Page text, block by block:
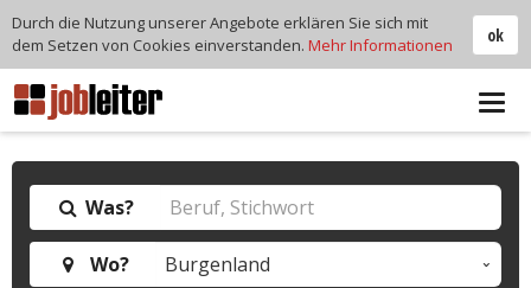
Was?
Wo?
ok
Durch die Nutzung unserer Angebote erklären Sie sich mit
dem Setzen von Cookies einverstanden. Mehr Informationen